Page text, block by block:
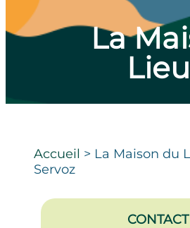
La
Accueil > La Maison du
Servoz
CONTACT